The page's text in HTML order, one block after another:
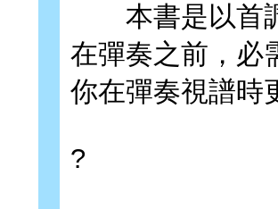
本書是以首調
在彈奏之前，必
你在彈奏視譜時
?